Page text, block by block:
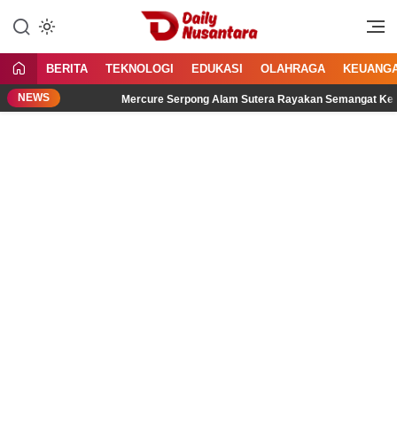
konten
Daily Nusantara
Menyajikan Fakta, Menginspirasi
BERITA TEKNOLOGI EDUKASI OLAHRAGA
NEWS Mercure Serpong Alam Sutera Rayakan Semangat